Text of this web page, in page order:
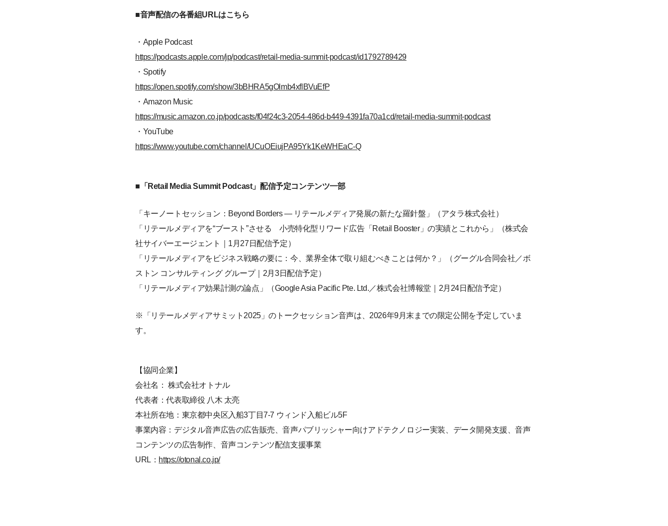
■音声配信の各番組URLはこちら
・Apple Podcast
https://podcasts.apple.com/jp/podcast/retail-media-summit-podcast/id1792789429
・Spotify
https://open.spotify.com/show/3bBHRA5gOlmb4xflBVuEfP
・Amazon Music
https://music.amazon.co.jp/podcasts/f04f24c3-2054-486d-b449-4391fa70a1cd/retail-media-summit-podcast
・YouTube
https://www.youtube.com/channel/UCuOEiujPA95Yk1KeWHEaC-Q
■「Retail Media Summit Podcast」配信予定コンテンツ一部
「キーノートセッション：Beyond Borders ― リテールメディア発展の新たな羅針盤」（アタラ株式会社）
「リテールメディアを“ブースト”させる 小売特化型リワード広告「Retail Booster」の実績とこれから」（株式会
社サイバーエージェント｜1月27日配信予定）
「リテールメディアをビジネス戦略の要に：今、業界全体で取り組むべきことは何か？」（グーグル合同会社／ボ
ストン コンサルティング グループ｜2月3日配信予定）
「リテールメディア効果計測の論点」（Google Asia Pacific Pte. Ltd.／株式会社博報堂｜2月24日配信予定）
※「リテールメディアサミット2025」のトークセッション音声は、2026年9月末までの限定公開を予定していま
す。
【協同企業】
会社名： 株式会社オトナル
代表者：代表取締役 八木 太亮
本社所在地：東京都中央区入船3丁目7-7 ウィンド入船ビル5F
事業内容：デジタル音声広告の広告販売、音声パブリッシャー向けアドテクノロジー実装、データ開発支援、音声
コンテンツの広告制作、音声コンテンツ配信支援事業
URL： https://otonal.co.jp/